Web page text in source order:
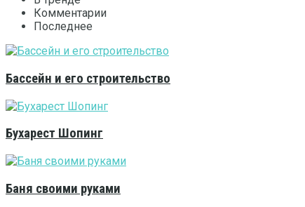
Комментарии
Последнее
Бассейн и его строительство
Бухарест Шопинг
Баня своими руками